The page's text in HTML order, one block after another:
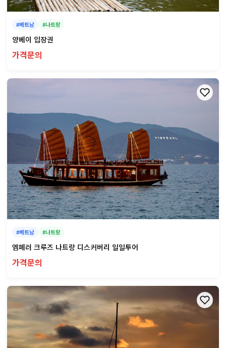
#베트남 #나트랑
양베이 입장권
가격문의
#베트남 #나트랑
엠페러 크루즈 나트랑 디스커버리 일일투어
가격문의